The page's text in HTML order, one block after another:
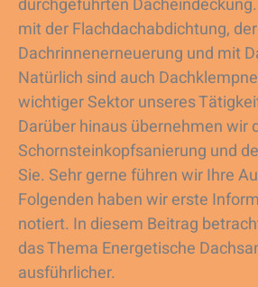
durchgeführten
mit der Flachdachabdichtung, der
Dachrinnenerneuerung und mit
Natürlich sind auch
wichtiger Sektor unseres
Darüber hinaus übernehmen wir
Schornsteinkopfsanierung und
Sie. Sehr gerne führen wir Ihre
Folgenden haben wir erste
notiert. In diesem Beitrag
das Thema Energetische
ausführlicher.